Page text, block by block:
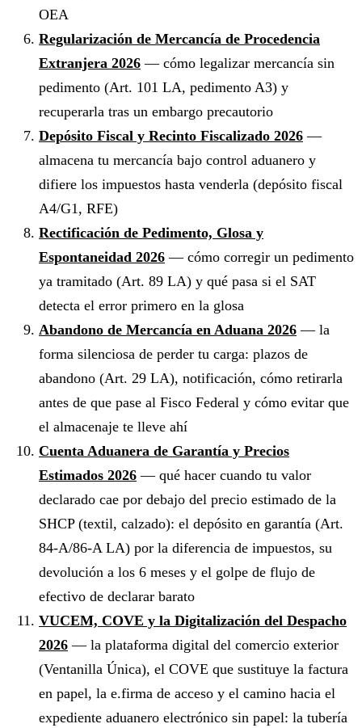
OEA
Regularización de Mercancía de Procedencia
Extranjera 2026 — cómo legalizar mercancía sin
pedimento (Art. 101 LA, pedimento A3) y
recuperarla tras un embargo precautorio
Depósito Fiscal y Recinto Fiscalizado 2026 —
almacena tu mercancía bajo control aduanero y
difiere los impuestos hasta venderla (depósito fiscal
A4/G1, RFE)
Rectificación de Pedimento, Glosa y
Espontaneidad 2026 — cómo corregir un pedimento
ya tramitado (Art. 89 LA) y qué pasa si el SAT
detecta el error primero en la glosa
Abandono de Mercancía en Aduana 2026 — la
forma silenciosa de perder tu carga: plazos de
abandono (Art. 29 LA), notificación, cómo retirarla
antes de que pase al Fisco Federal y cómo evitar que
el almacenaje te lleve ahí
Cuenta Aduanera de Garantía y Precios
Estimados 2026 — qué hacer cuando tu valor
declarado cae por debajo del precio estimado de la
SHCP (textil, calzado): el depósito en garantía (Art.
84-A/86-A LA) por la diferencia de impuestos, su
devolución a los 6 meses y el golpe de flujo de
efectivo de declarar barato
VUCEM, COVE y la Digitalización del Despacho
2026 — la plataforma digital del comercio exterior
(Ventanilla Única), el COVE que sustituye la factura
en papel, la e.firma de acceso y el camino hacia el
expediente aduanero electrónico sin papel: la tubería